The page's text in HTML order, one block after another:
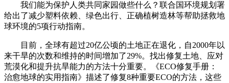
我们能为保护人类共同家园做些什么？联合国环境规划署
给出了减少塑料依赖、绿色出行、正确植树造林等帮助拯救地
球环境的5项行动指南。
目前，全球有超过20亿公顷的土地正在退化，自2000年以
来干旱的次数和维持的时间增加了29%。找出修复土地、应对
荒漠化和提升抗旱能力的方法十分重要。《ECO修复手册：
治愈地球的实用指南》描述了修复8种重要ECO的方法，这些